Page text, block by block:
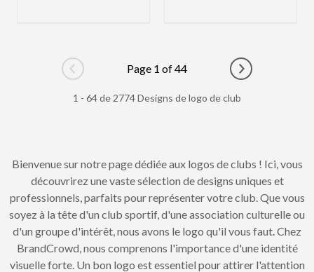
Go to previous page
Page 1 of 44
Go to next
1 - 64 de 2774 Designs de logo de club
Bienvenue sur notre page dédiée aux logos de clubs ! Ici, vous
découvrirez une vaste sélection de designs uniques et
professionnels, parfaits pour représenter votre club. Que vous
soyez à la tête d'un club sportif, d'une association culturelle ou
d'un groupe d'intérêt, nous avons le logo qu'il vous faut. Chez
BrandCrowd, nous comprenons l'importance d'une identité
visuelle forte. Un bon logo est essentiel pour attirer l'attention